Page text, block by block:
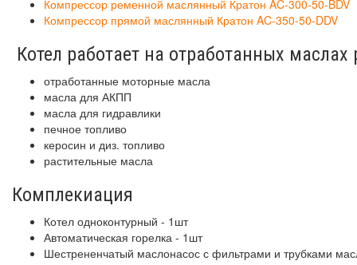
Компрессор ременной маслянный Кратон AC-300-50-BDV
Компрессор прямой маслянный Кратон AC-350-50-DDV
Котел работает на отработанных маслах
отработанные моторные масла
масла для АКПП
масла для гидравлики
печное топливо
керосин и диз. топливо
растительные масла
Комплекиация
Котел одноконтурный - 1шт
Автоматическая горелка - 1шт
Шестрененчатый маслонасос с фильтрами и трубками